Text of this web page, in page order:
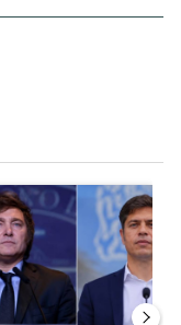
VIP: piden
de tendencia con